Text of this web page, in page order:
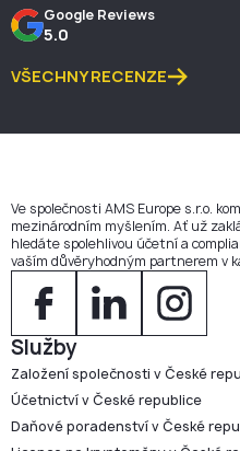
Google Reviews
5.0
VŠECHNY RECENZE
Ve společnosti AMS Europe s.r.o.
mezinárodním myšlením. Ať už
hledáte spolehlivou účetní a
vaším důvěryhodným partnerem v
Služby
Založení společnosti v České
Účetnictví v České republice
Daňové poradenství v České